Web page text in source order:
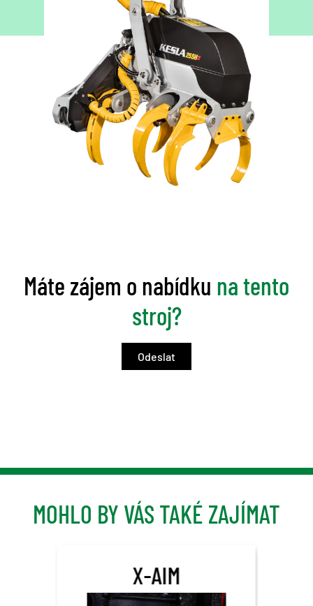
Máte zájem o nabídku na tento
stroj?
MOHLO BY VÁS TAKÉ ZAJÍMAT
X-AIM